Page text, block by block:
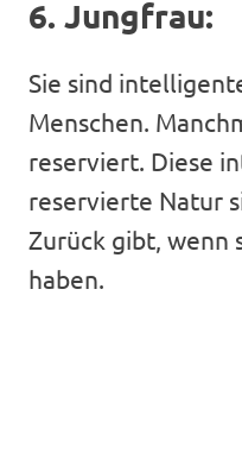
6. Jungfrau:
Sie sind
Menschen.
reserviert. Diese
reservierte Natur
Zurück gibt, wenn
haben.